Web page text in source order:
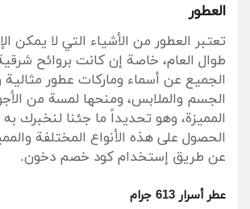
العطور
تعتبر العطور من الأشياء التي لا يمكن
طوال العام، خاصة إن كانت بروائح
الجميع عن أسماء وماركات عطور مثالية
الجسم والملابس، ومنحها لمسة من
المميزة، وهو تحديداً ما جئنا لنخبرك
الحصول على هذه الأنواع المختلفة
عن طريق إستخدام كود خصم دخون.
عطر أسرار 613 جرام